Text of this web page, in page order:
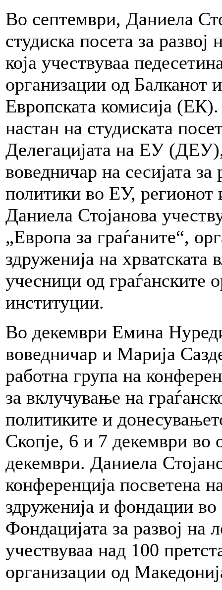
Во септември, Даниела
студиска посета за
која учествуваа
организации од Балканот
Европската комисија
настан на студиската
Делегацијата на ЕУ
воведничар на сесијата за
политики во ЕУ,
Даниела Стојанова
„Европа за граѓаните“,
здруженија на хрватската
учесници од граѓанските
институции.
Во декември Емина
воведничар и Марија
работна група на
за вклучување на
политиките и
Скопје, 6 и 7 декември во
декември. Даниела
конференција посветена
здруженија и фондации
Фондацијата за развој на
учествуваа над 100
организации од